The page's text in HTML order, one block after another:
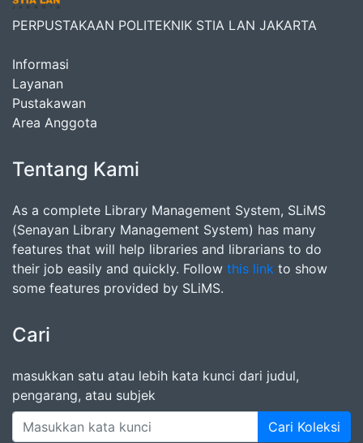
PERPUSTAKAAN POLITEKNIK STIA LAN JAKARTA
Informasi
Layanan
Pustakawan
Area Anggota
Tentang Kami
As a complete Library Management System, SLiMS
(Senayan Library Management System) has many
features that will help libraries and librarians to do
their job easily and quickly. Follow this link to show
some features provided by SLiMS.
Cari
masukkan satu atau lebih kata kunci dari judul,
pengarang, atau subjek
Cari Koleksi